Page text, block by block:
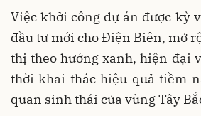
Việc khởi công dự án được kỳ
đầu tư mới cho Điện Biên, mở
thị theo hướng xanh, hiện đại
thời khai thác hiệu quả tiềm
quan sinh thái của vùng Tây